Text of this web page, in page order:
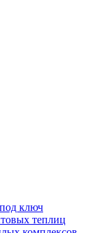
ключ
теплиц